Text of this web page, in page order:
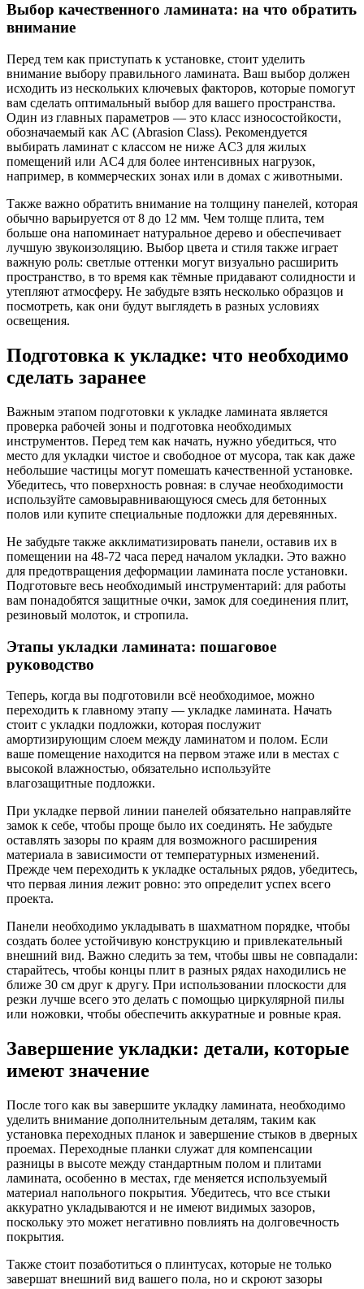
Выбор качественного ламината: на что обратить
внимание
Перед тем как приступать к установке, стоит уделить
внимание выбору правильного ламината. Ваш выбор должен
исходить из нескольких ключевых факторов, которые помогут
вам сделать оптимальный выбор для вашего пространства.
Один из главных параметров — это класс износостойкости,
обозначаемый как AC (Abrasion Class). Рекомендуется
выбирать ламинат с классом не ниже AC3 для жилых
помещений или AC4 для более интенсивных нагрузок,
например, в коммерческих зонах или в домах с животными.
Также важно обратить внимание на толщину панелей, которая
обычно варьируется от 8 до 12 мм. Чем толще плита, тем
больше она напоминает натуральное дерево и обеспечивает
лучшую звукоизоляцию. Выбор цвета и стиля также играет
важную роль: светлые оттенки могут визуально расширить
пространство, в то время как тёмные придавают солидности и
утепляют атмосферу. Не забудьте взять несколько образцов и
посмотреть, как они будут выглядеть в разных условиях
освещения.
Подготовка к укладке: что необходимо
сделать заранее
Важным этапом подготовки к укладке ламината является
проверка рабочей зоны и подготовка необходимых
инструментов. Перед тем как начать, нужно убедиться, что
место для укладки чистое и свободное от мусора, так как даже
небольшие частицы могут помешать качественной установке.
Убедитесь, что поверхность ровная: в случае необходимости
используйте самовыравнивающуюся смесь для бетонных
полов или купите специальные подложки для деревянных.
Не забудьте также акклиматизировать панели, оставив их в
помещении на 48-72 часа перед началом укладки. Это важно
для предотвращения деформации ламината после установки.
Подготовьте весь необходимый инструментарий: для работы
вам понадобятся защитные очки, замок для соединения плит,
резиновый молоток, и стропила.
Этапы укладки ламината: пошаговое
руководство
Теперь, когда вы подготовили всё необходимое, можно
переходить к главному этапу — укладке ламината. Начать
стоит с укладки подложки, которая послужит
амортизирующим слоем между ламинатом и полом. Если
ваше помещение находится на первом этаже или в местах с
высокой влажностью, обязательно используйте
влагозащитные подложки.
При укладке первой линии панелей обязательно направляйте
замок к себе, чтобы проще было их соединять. Не забудьте
оставлять зазоры по краям для возможного расширения
материала в зависимости от температурных изменений.
Прежде чем переходить к укладке остальных рядов, убедитесь,
что первая линия лежит ровно: это определит успех всего
проекта.
Панели необходимо укладывать в шахматном порядке, чтобы
создать более устойчивую конструкцию и привлекательный
внешний вид. Важно следить за тем, чтобы швы не совпадали:
старайтесь, чтобы концы плит в разных рядах находились не
ближе 30 см друг к другу. При использовании плоскости для
резки лучше всего это делать с помощью циркулярной пилы
или ножовки, чтобы обеспечить аккуратные и ровные края.
Завершение укладки: детали, которые
имеют значение
После того как вы завершите укладку ламината, необходимо
уделить внимание дополнительным деталям, таким как
установка переходных планок и завершение стыков в дверных
проемах. Переходные планки служат для компенсации
разницы в высоте между стандартным полом и плитами
ламината, особенно в местах, где меняется используемый
материал напольного покрытия. Убедитесь, что все стыки
аккуратно укладываются и не имеют видимых зазоров,
поскольку это может негативно повлиять на долговечность
покрытия.
Также стоит позаботиться о плинтусах, которые не только
завершат внешний вид вашего пола, но и скроют зазоры